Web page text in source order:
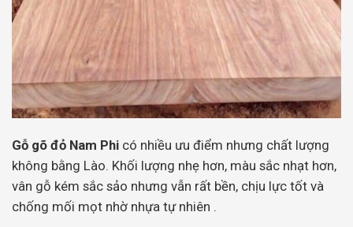
Gỗ gõ đỏ Nam Phi có nhiều ưu điểm nhưng chất lượng
không bằng Lào. Khối lượng nhẹ hơn, màu sắc nhạt hơn,
vân gỗ kém sắc sảo nhưng vẫn rất bền, chịu lực tốt và
chống mối mọt nhờ nhựa tự nhiên .